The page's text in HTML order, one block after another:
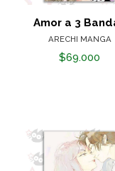
Amor a 3
ARECHI MANGA
$69.000